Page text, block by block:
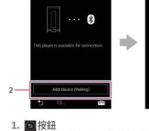
按鈕